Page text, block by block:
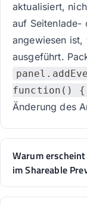
aktualisiert,
auf Seitenlade-
angewiesen ist,
ausgeführt.
function()
Änderung des
Warum
im Shareable